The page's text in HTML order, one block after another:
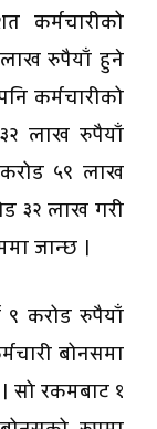
कर्मचारीको
लाख रुपैयाँ हुने
कर्मचारीको
लाख रुपैयाँ
५९ लाख
३२ लाख गरी
जान्छ ।
९ करोड रुपैयाँ
बोनसमा
सो रकमबाट १